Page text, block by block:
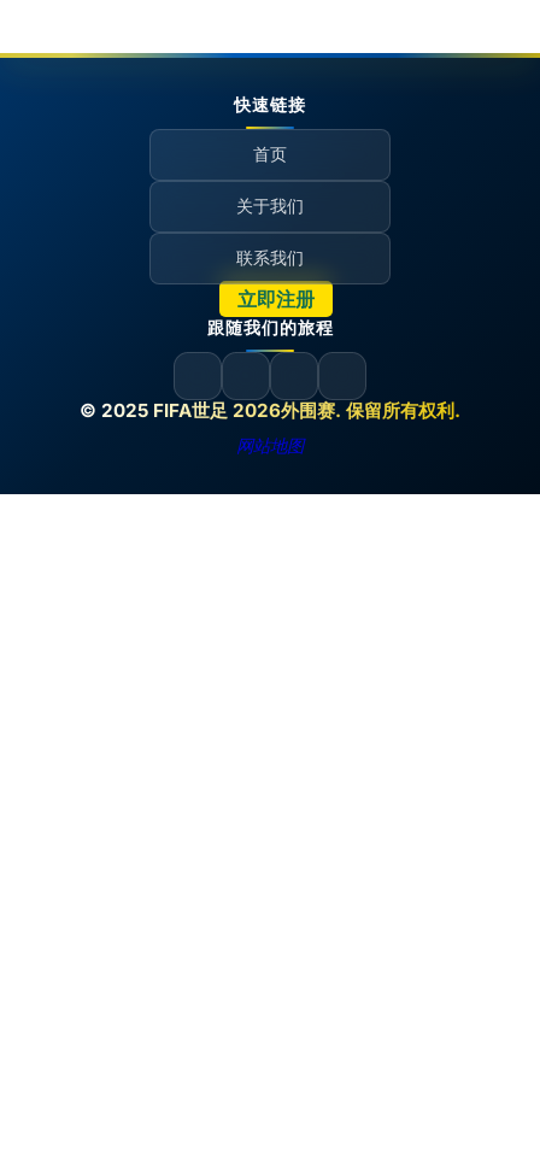
© 2025 FIFA世足 2026外围赛. 保留所有权利.
网站地图
快速链接
首页
关于我们
联系我们
立即注册
跟随我们的旅程